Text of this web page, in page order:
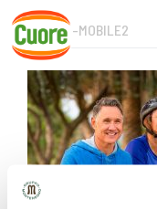
Skip
content
HEADER-MOBILE2